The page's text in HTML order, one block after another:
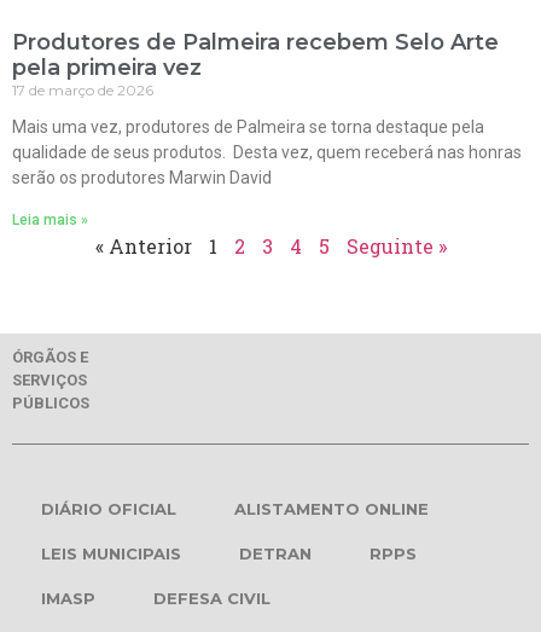
Produtores de Palmeira recebem Selo Arte
pela primeira vez
17 de março de 2026
Mais uma vez, produtores de Palmeira se torna destaque pela
qualidade de seus produtos. Desta vez, quem receberá nas honras
serão os produtores Marwin David
Leia mais »
« Anterior 1 2 3 4 5 Seguinte »
ÓRGÃOS E
SERVIÇOS
PÚBLICOS
DIÁRIO OFICIAL ALISTAMENTO ONLINE
LEIS MUNICIPAIS DETRAN RPPS
IMASP DEFESA CIVIL